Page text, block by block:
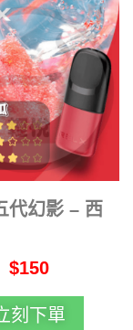
代幻影 – 西
$150
刻下單